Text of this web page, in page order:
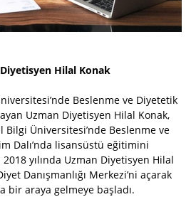
Hilal Konak
Beslenme ve Diyetetik
Uzman Diyetisyen Hilal Konak,
Bilgi Üniversitesi’nde Beslenme ve
Dalı’nda lisansüstü eğitimini
yılında Uzman Diyetisyen Hilal
Danışmanlığı Merkezi’ni açarak
bir araya gelmeye başladı.